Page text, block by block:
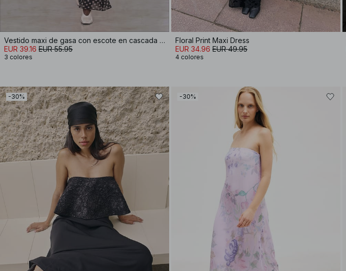
Vestido maxi de gasa con escote en cascada y pañuelo
EUR 39.16 EUR 55.95
3 colores
Floral Print Maxi Dress
EUR 34.96 EUR 49.95
4 colores
-30% -30%